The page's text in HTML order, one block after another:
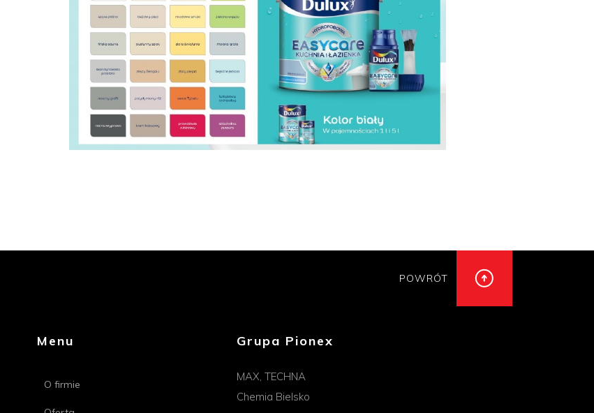
POWRÓT
Menu
O firmie
Grupa Pionex
MAX, TECHNA
Chemia Bielsko